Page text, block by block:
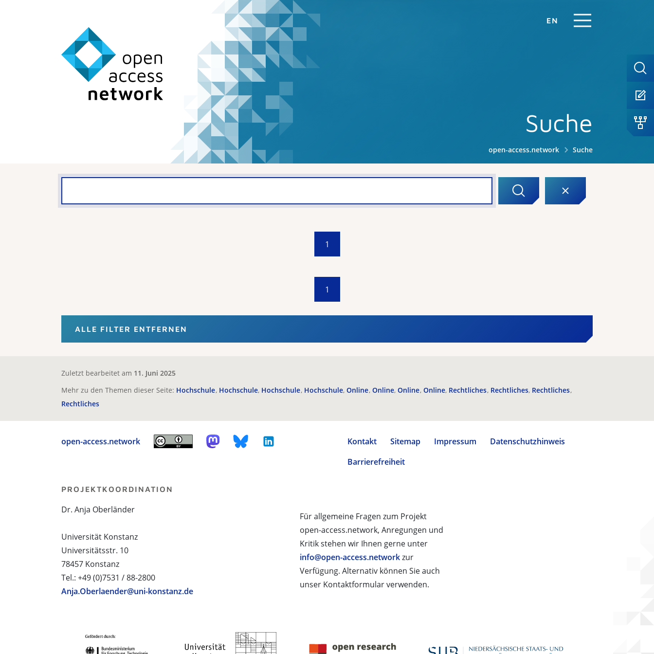
EN
Suche
open-access.network Suche
1
1
ALLE FILTER ENTFERNEN
Zuletzt bearbeitet am 11. Juni 2025
Mehr zu den Themen dieser Seite: Hochschule Hochschule Hochschule Hochschule Online Online Online Online Rechtliches Rechtliches Rechtliches
Rechtliches
open-access.network Kontakt Sitemap Impressum
Datenschutzhinweis
Barrierefreiheit
Für allgemeine Fragen zum Projekt
open-access.network, Anregungen und
Kritik stehen wir Ihnen gerne unter
info@open-access.networkzur
Verfügung. Alternativ können Sie auch
unser Kontaktformular verwenden.
PROJEKTKOORDINATION
Dr. Anja Oberländer
Universität Konstanz
Universitätsstr. 10
78457 Konstanz
Tel.: +49 (0)7531 / 88-2800
Anja.Oberlaender@uni-konstanz.de